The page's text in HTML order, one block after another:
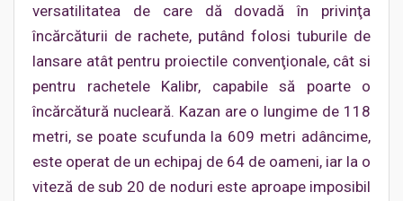
versatilitatea de care dă dovadă în privinţa
încărcăturii de rachete, putând folosi tuburile de
lansare atât pentru proiectile convenţionale, cât si
pentru rachetele Kalibr, capabile să poarte o
încărcătură nucleară. Kazan are o lungime de 118
metri, se poate scufunda la 609 metri adâncime,
este operat de un echipaj de 64 de oameni, iar la o
viteză de sub 20 de noduri este aproape imposibil